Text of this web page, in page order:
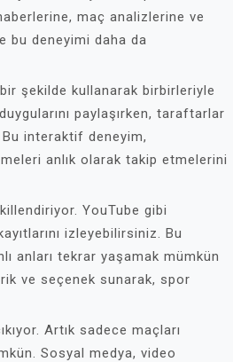
maç analizlerine ve
bu deneyimi daha da
şekilde kullanarak birbirleriyle
paylaşırken, taraftarlar
Bu interaktif deneyim,
anlık olarak takip etmelerini
YouTube gibi
izleyebilirsiniz. Bu
anları tekrar yaşamak mümkün
ve seçenek sunarak, spor
Artık sadece maçları
Sosyal medya, video